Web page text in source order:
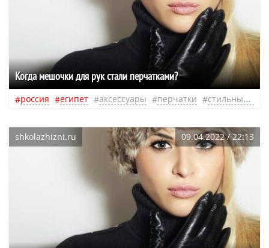
Когда мешочки для рук стали перчатками?
россия египет аксессуары перчатки стильный образ
shkolazhizni.ru 09.04.2022 / 22:13